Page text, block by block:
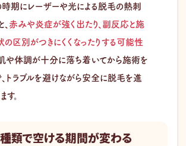
の時期にレーザーや光による脱毛の熱刺
赤みや炎症が強く出たり、副反応と施
の区別がつきにくくなったりする可能性
や体調が十分に落ち着いてから施術を
、トラブルを避けながら安全に脱毛を進
す。
類で空ける期間が変わる